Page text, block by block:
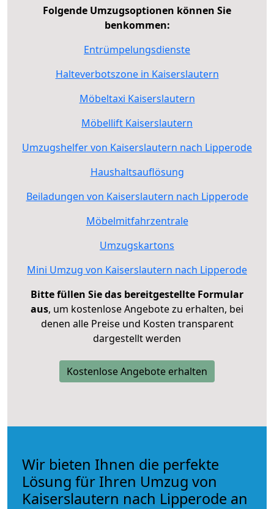
Folgende Umzugsoptionen können Sie
benkommen:
Entrümpelungsdienste
Halteverbotszone in Kaiserslautern
Möbeltaxi Kaiserslautern
Möbellift Kaiserslautern
Umzugshelfer von Kaiserslautern nach Lipperode
Haushaltsauflösung
Beiladungen von Kaiserslautern nach Lipperode
Möbelmitfahrzentrale
Umzugskartons
Mini Umzug von Kaiserslautern nach Lipperode
Bitte füllen Sie das bereitgestellte Formular
aus, um kostenlose Angebote zu erhalten, bei
denen alle Preise und Kosten transparent
dargestellt werden
Kostenlose Angebote erhalten
Wir bieten Ihnen die perfekte
Lösung für Ihren Umzug von
Kaiserslautern nach Lipperode an